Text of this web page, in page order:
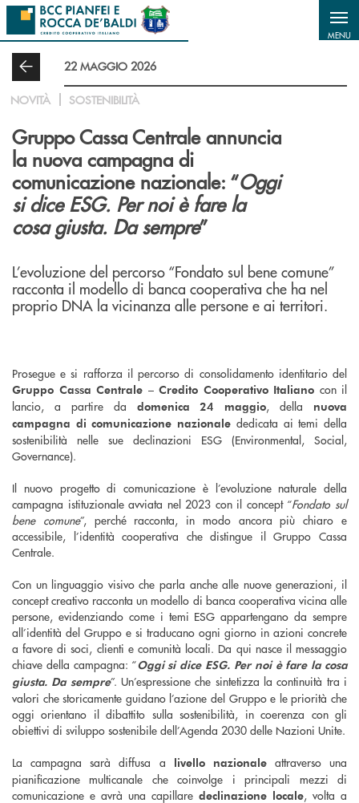
Salta al contenuto principale
MENU
22 MAGGIO 2026
NOVITÀ SOSTENIBILITÀ
Gruppo Cassa Centrale annuncia
la nuova campagna di
comunicazione nazionale: “Oggi
si dice ESG. Per noi è fare la
cosa giusta. Da sempre”
L’evoluzione del percorso “Fondato sul bene comune”
racconta il modello di banca cooperativa che ha nel
proprio DNA la vicinanza alle persone e ai territori.
Prosegue e si rafforza il percorso di consolidamento identitario del
Gruppo Cassa Centrale – Credito Cooperativo Italiano con il
lancio, a partire da domenica 24 maggio, della nuova
campagna di comunicazione nazionale dedicata ai temi della
sostenibilità nelle sue declinazioni ESG (Environmental, Social,
Governance).
Il nuovo progetto di comunicazione è l’evoluzione naturale della
campagna istituzionale avviata nel 2023 con il concept “Fondato sul
bene comune”, perché racconta, in modo ancora più chiaro e
accessibile, l’identità cooperativa che distingue il Gruppo Cassa
Centrale.
Con un linguaggio visivo che parla anche alle nuove generazioni, il
concept creativo racconta un modello di banca cooperativa vicina alle
persone, evidenziando come i temi ESG appartengano da sempre
all’identità del Gruppo e si traducano ogni giorno in azioni concrete
a favore di soci, clienti e comunità locali. Da qui nasce il messaggio
chiave della campagna: “Oggi si dice ESG. Per noi è fare la cosa
giusta. Da sempre”. Un’espressione che sintetizza la continuità tra i
valori che storicamente guidano l’azione del Gruppo e le priorità che
oggi orientano il dibattito sulla sostenibilità, in coerenza con gli
obiettivi di sviluppo sostenibile dell’Agenda 2030 delle Nazioni Unite.
La campagna sarà diffusa a livello nazionaleattraverso una
pianificazione multicanale che coinvolge i principali mezzi di
comunicazione e avrà una capillare declinazione locale, volta a